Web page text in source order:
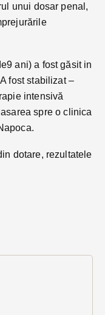
unui dosar penal,
ani) a fost găsit in
fost stabilizat –
intensivă
spre o clinica
dotare, rezultatele